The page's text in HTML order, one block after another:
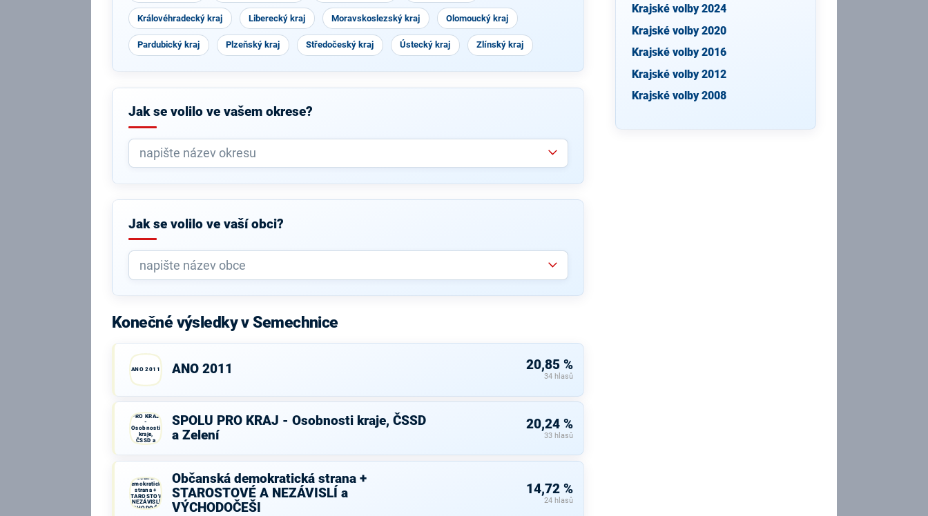
Královéhradecký kraj Liberecký kraj Moravskoslezský kraj Olomoucký kraj
Pardubický kraj Plzeňský kraj Středočeský kraj Ústecký kraj Zlínský kraj
Jak se volilo ve vašem okrese?
Jak se volilo ve vaší obci?
Konečné výsledky v Semechnice
ANO 2011 ANO 2011 20,85 %
34 hlasů
PRO KRAJ
-
Osobnosti
kraje,
ČSSD a
Zelení
SPOLU PRO KRAJ - Osobnosti kraje, ČSSD
a Zelení
20,24 %
33 hlasů
Občanská
demokratická
strana +
STAROSTOVÉ
A NEZÁVISLÍ a
VÝCHODOČEŠI
Občanská demokratická strana +
STAROSTOVÉ A NEZÁVISLÍ a
VÝCHODOČEŠI
14,72 %
24 hlasů
Krajské volby 2024
Krajské volby 2020
Krajské volby 2016
Krajské volby 2012
Krajské volby 2008